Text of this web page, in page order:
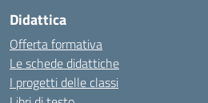
Didattica
Offerta formativa
Le schede didattiche
I progetti delle classi